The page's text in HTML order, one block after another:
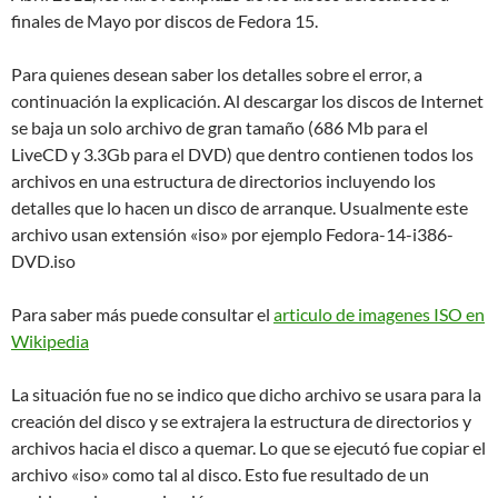
finales de Mayo por discos de Fedora 15.
Para quienes desean saber los detalles sobre el error, a
continuación la explicación. Al descargar los discos de Internet
se baja un solo archivo de gran tamaño (686 Mb para el
LiveCD y 3.3Gb para el DVD) que dentro contienen todos los
archivos en una estructura de directorios incluyendo los
detalles que lo hacen un disco de arranque. Usualmente este
archivo usan extensión «iso» por ejemplo Fedora-14-i386-
DVD.iso
Para saber más puede consultar el articulo de imagenes ISO en
Wikipedia
La situación fue no se indico que dicho archivo se usara para la
creación del disco y se extrajera la estructura de directorios y
archivos hacia el disco a quemar. Lo que se ejecutó fue copiar el
archivo «iso» como tal al disco. Esto fue resultado de un